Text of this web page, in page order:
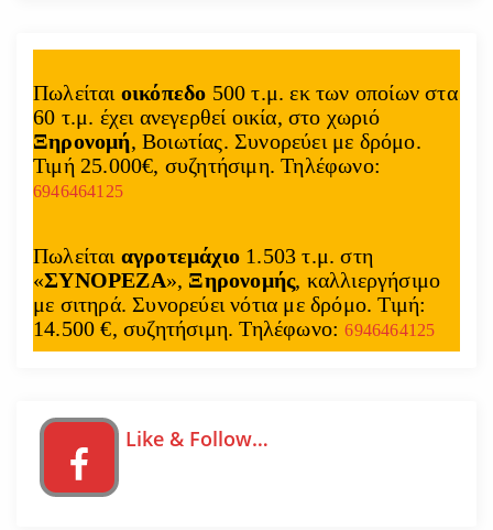
Πωλείται οικόπεδο 500 τ.μ. εκ των οποίων στα
60 τ.μ. έχει ανεγερθεί οικία, στο χωριό
Ξηρονομή, Βοιωτίας. Συνορεύει με δρόμο.
Τιμή 25.000€, συζητήσιμη. Τηλέφωνο:
6946464125
Πωλείται αγροτεμάχιο 1.503 τ.μ. στη
«ΣΥΝΟΡΕΖΑ», Ξηρονομής, καλλιεργήσιμο
με σιτηρά. Συνορεύει νότια με δρόμο. Τιμή:
14.500 €, συζητήσιμη. Τηλέφωνο:6946464125
Like & Follow…